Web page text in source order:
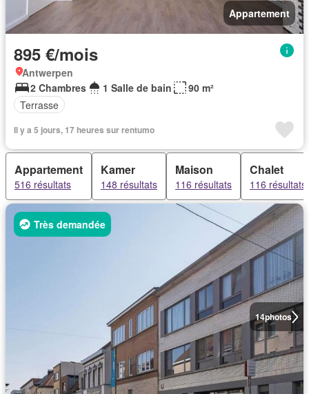
Appartement
895 €/mois
Antwerpen
2 Chambres
1 Salle de bain
90 m²
Terrasse
Il y a 5 jours, 17 heures sur rentumo
Appartement
516 résultats
Kamer
148 résultats
Maison
116 résultats
Chalet
116 résultats
14photos
Très demandée